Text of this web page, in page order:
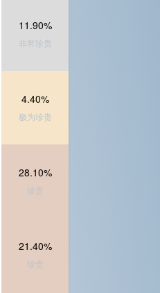
11.90%
非常珍贵
4.40%
极为珍贵
28.10%
珍贵
21.40%
珍贵